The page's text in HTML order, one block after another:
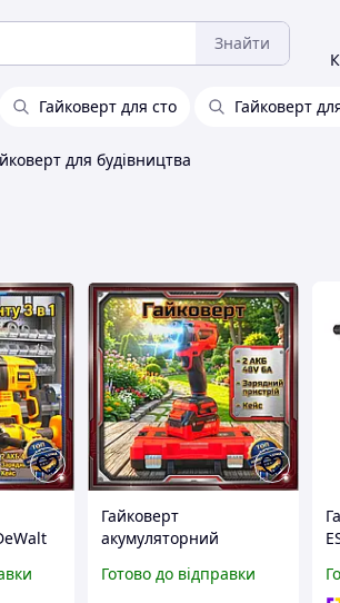
Знайти
Гайковерт для сто Гайковерт
для будівництва
Гайковерт
акумуляторний
безщітковий для авто
Готово до відправки